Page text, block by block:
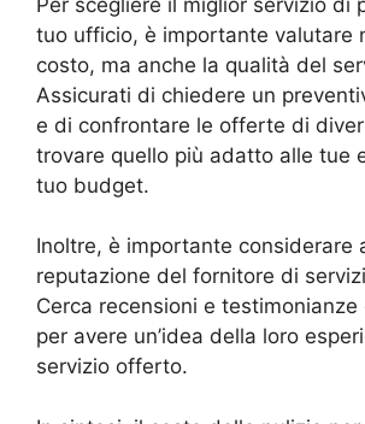
tuo ufficio, è importante valutare
costo, ma anche la qualità del
Assicurati di chiedere un
e di confrontare le offerte di
trovare quello più adatto alle tue
tuo budget.
Inoltre, è importante considerare
reputazione del fornitore di
Cerca recensioni e
per avere un’idea della loro
servizio offerto.